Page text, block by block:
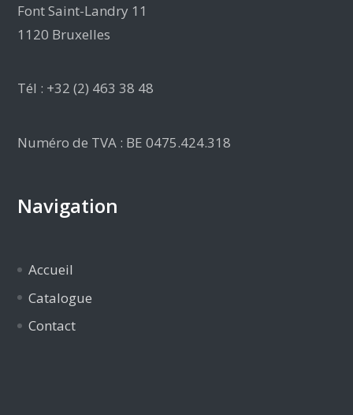
Font Saint-Landry 11
1120 Bruxelles
Tél : +32 (2) 463 38 48
Numéro de TVA : BE 0475.424.318
Navigation
Accueil
Catalogue
Contact